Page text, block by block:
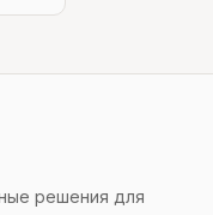
решения для